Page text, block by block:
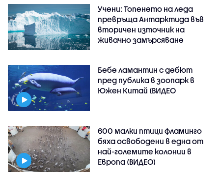
Учени: Топенето на леда
превръща Антарктида във
вторичен източник на
живачно замърсяване
Бебе ламантин с дебют
пред публика в зоопарк в
Южен Китай (ВИДЕО
600 малки птици фламинго
бяха освободени в една от
най-големите колонии в
Европа (ВИДЕО)